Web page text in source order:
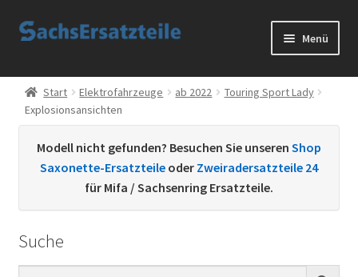
Zur
Zum
Menü
Start
AGB
Datenschutzerklärung
Kontakt
Start Elektrofahrzeuge ab 2022
Touring Sport Lady
Explosionsansichten
Modell nicht gefunden? Besuchen Sie unseren Shop
Saxonette-Ersatzteile oder Zweiradersatzteile 24
für Mifa / Sachsenring Ersatzteile.
Suche